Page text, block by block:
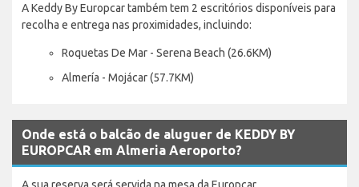
A Keddy By Europcar também tem 2 escritórios disponíveis para
recolha e entrega nas proximidades, incluindo:
Roquetas De Mar - Serena Beach (26.6KM)
Almería - Mojácar (57.7KM)
Onde está o balcão de aluguer de KEDDY BY
EUROPCAR em Almeria Aeroporto?